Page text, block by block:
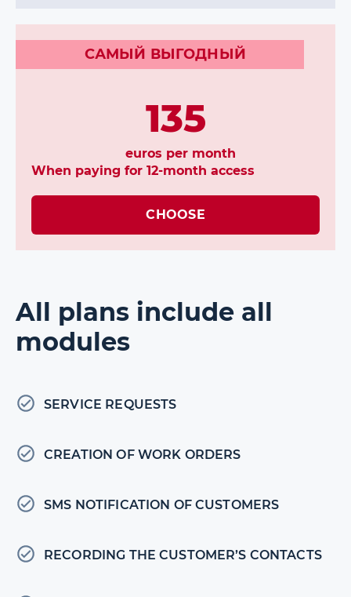
САМЫЙ ВЫГОДНЫЙ⠀⠀
135
euros per month
When paying for 12-month access
CHOOSE
All plans include all
modules
SERVICE REQUESTS
CREATION OF WORK ORDERS
SMS NOTIFICATION OF CUSTOMERS
RECORDING THE CUSTOMER’S CONTACTS